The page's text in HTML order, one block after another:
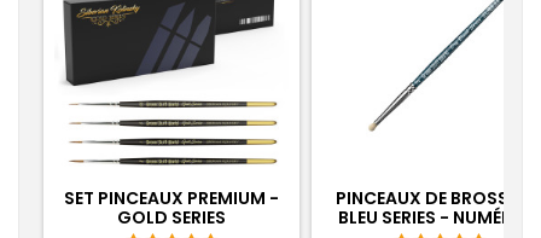
SET PINCEAUX PREMIUM -
GOLD SERIES
PINCEAUX DE
BLEU SERIES - NUMÉRO 3